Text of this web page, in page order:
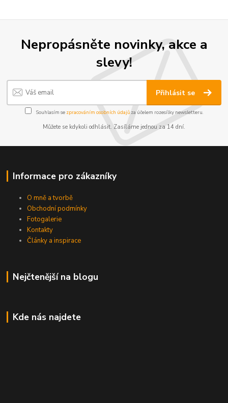
Nepropásněte novinky, akce a
slevy!
Přihlásit se
Souhlasím se zpracováním osobních údajůza účelem rozesílky newsletteru.
Můžete se kdykoli odhlásit. Zasíláme jednou za 14 dní.
Informace pro zákazníky
O mně a tvorbě
Obchodní podmínky
Fotogalerie
Kontakty
Články a inspirace
Nejčtenější na blogu
Kde nás najdete